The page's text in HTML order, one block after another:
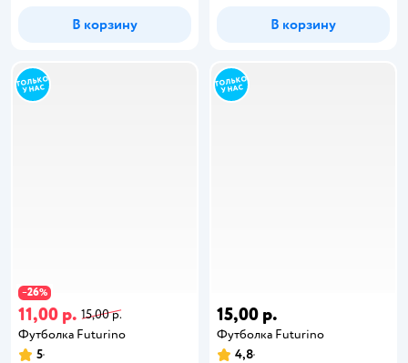
В корзину В корзину
−26%
11,00 р. 15,00 р.
Футболка Futurino
5
15,00 р.
Футболка Futurino
4,8